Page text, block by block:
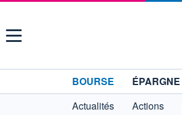
Menu
BOURSE ÉPARGNE
Actualités
Actions